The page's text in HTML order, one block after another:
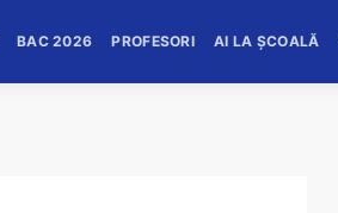
BAC 2026 PROFESORI AI LA ȘCOALĂ